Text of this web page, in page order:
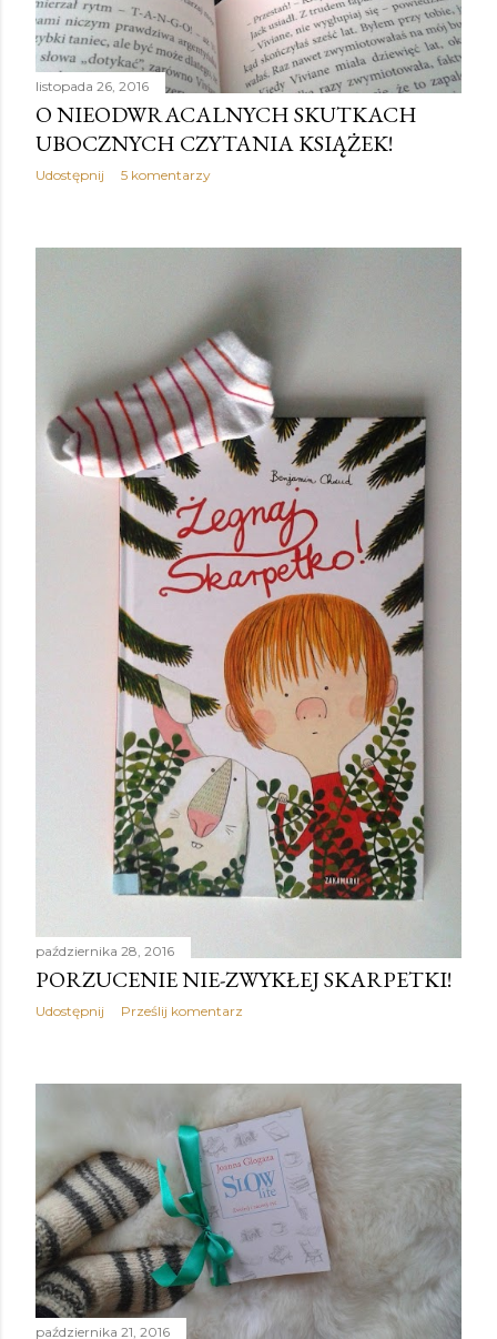
listopada 26, 2016
O NIEODWRACALNYCH SKUTKACH
UBOCZNYCH CZYTANIA KSIĄŻEK!
Udostępnij 5 komentarzy
października 28, 2016
PORZUCENIE NIE-ZWYKŁEJ SKARPETKI!
Udostępnij Prześlij komentarz
października 21, 2016